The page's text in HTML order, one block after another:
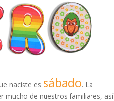
naciste es sábado. La
mucho de nuestros familiares, así